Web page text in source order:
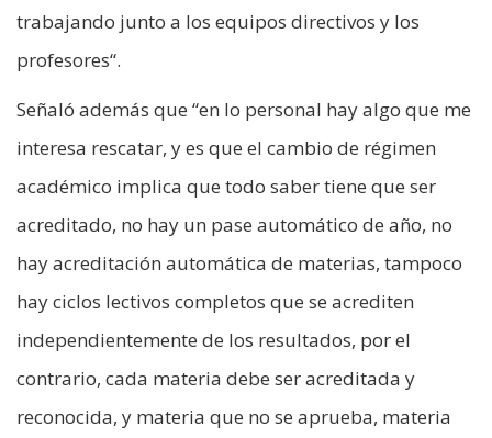
trabajando junto a los equipos directivos y los
profesores“.
Señaló además que “en lo personal hay algo que me
interesa rescatar, y es que el cambio de régimen
académico implica que todo saber tiene que ser
acreditado, no hay un pase automático de año, no
hay acreditación automática de materias, tampoco
hay ciclos lectivos completos que se acrediten
independientemente de los resultados, por el
contrario, cada materia debe ser acreditada y
reconocida, y materia que no se aprueba, materia